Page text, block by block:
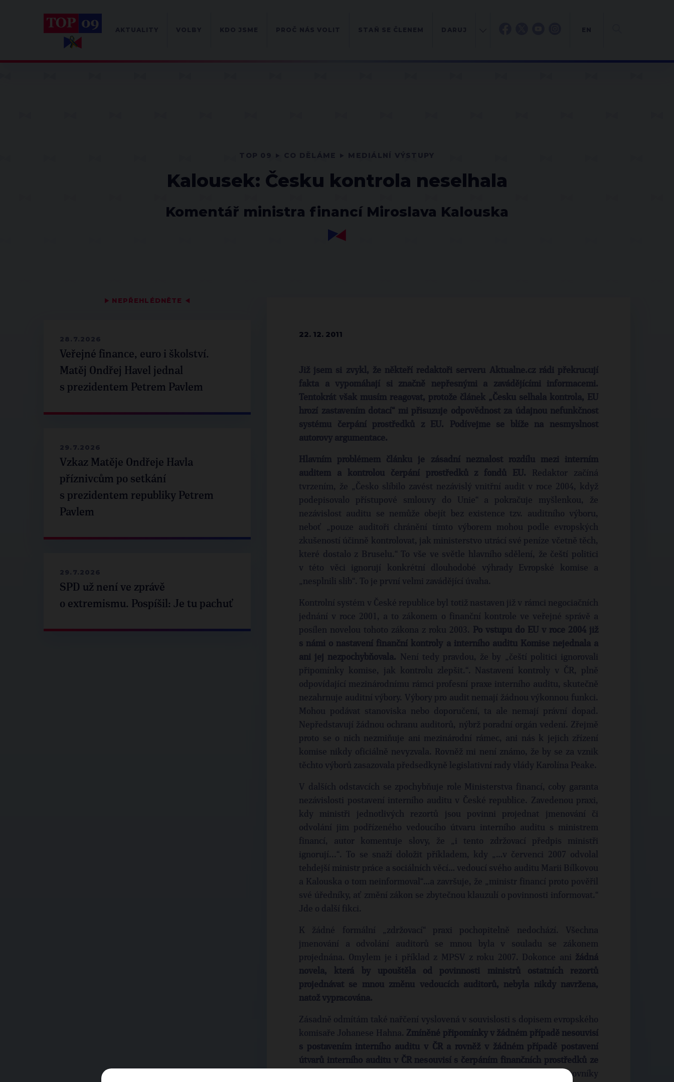
Kalousek: Česku kontrola neselhala
Komentář ministra financí Miroslava Kalouska
▶ NEPŘEHLÉDNĚTE ◀
28.7.2026
Veřejné finance, euro i školství.
Matěj Ondřej Havel jednal
s prezidentem Petrem Pavlem
29.7.2026
Vzkaz Matěje Ondřeje Havla
příznivcům po setkání
s prezidentem republiky Petrem
Pavlem
29.7.2026
SPD už není ve zprávě
o extremismu. Pospíšil: Je tu pachuť
22. 12. 2011
Již jsem si zvykl, že někteří redaktoři serveru Aktualne.cz rádi překrucují
fakta a vypomáhají si značně nepřesnými a zavádějícími informacemi.
Tentokrát však musím reagovat, protože článek „Česku selhala kontrola, EU
hrozí zastavením dotací“ mi přisuzuje odpovědnost za údajnou nefunkčnost
systému čerpání prostředků z EU. Podívejme se blíže na nesmyslnost
autorovy argumentace.
Hlavním problémem článku je zásadní neznalost rozdílu mezi interním
auditem a kontrolou čerpání prostředků z fondů EU. Redaktor začíná
tvrzením, že „Česko slíbilo zavést nezávislý vnitřní audit v roce 2004, když
podepisovalo přístupové smlouvy do Unie“ a pokračuje myšlenkou, že
nezávislost auditu se nemůže obejít bez existence tzv. auditního výboru,
neboť „pouze auditoři chránění tímto výborem mohou podle evropských
zkušeností účinně kontrolovat, jak ministerstvo utrácí své peníze včetně těch,
které dostalo z Bruselu.“ To vše ve světle hlavního sdělení, že čeští politici
v této věci ignorují konkrétní dlouhodobé výhrady Evropské komise a
„nesplnili slib“. To je první velmi zavádějící úvaha.
Kontrolní systém v České republice byl totiž nastaven již v rámci negociačních
jednání v roce 2001, a to zákonem o finanční kontrole ve veřejné správě a
posílen novelou tohoto zákona z roku 2003.
Po vstupu do EU v roce 2004 již
s námi o nastavení finanční kontroly a interního auditu Komise nejednala a
ani jej nezpochybňovala. Není tedy pravdou, že by „čeští politici ignorovali
připomínky komise, jak kontrolu zlepšit.“. Nastavení kontroly v ČR, plně
odpovídající mezinárodnímu rámci profesní praxe interního auditu, skutečně
nezahrnuje auditní výbory. Výbory pro audit nemají žádnou výkonnou funkci.
Mohou podávat stanoviska nebo doporučení, ta ale nemají právní dopad.
Nepředstavují žádnou ochranu auditorů, nýbrž poradní orgán vedení. Zřejmě
proto se o nich nezmiňuje ani mezinárodní rámec, ani nás k jejich zřízení
komise nikdy oficiálně nevyzvala. Rovněž mi není známo, že by se za vznik
těchto výborů zasazovala předsedkyně legislativní rady vlády Karolína Peake.
V dalších odstavcích se zpochybňuje role Ministerstva financí, coby garanta
nezávislosti postavení interního auditu v České republice. Zavedenou praxi,
kdy ministři jednotlivých rezortů jsou povinni projednat jmenování či
odvolání jim podřízeného vedoucího útvaru interního auditu s ministrem
financí, autor komentuje slovy, že „i tento zdržovací předpis ministři
ignorují...“. To se snaží doložit příkladem, kdy „…v červenci 2007 odvolal
tehdejší ministr práce a sociálních věcí… vedoucí svého auditu Marii Bílkovou
a Kalouska o tom neinformoval“…a završuje, že „ministr financí proto pověřil
své úředníky, ať změní zákon se zbytečnou klauzulí o povinnosti informovat.“
Jde o další fikci.
K žádné formální „zdržovací“ praxi pochopitelně nedochází. Všechna
jmenování a odvolání auditorů se mnou byla v souladu se zákonem
projednána. Omylem je i příklad z MPSV z roku 2007. Dokonce ani žádná
novela, která by upouštěla od povinnosti ministrů ostatních rezortů
projednávat se mnou změnu vedoucích auditorů, nebyla nikdy navržena,
natož vypracována.
Zásadně odmítám také nařčení vyslovená v souvislosti s dopisem evropského
komisaře Johanese Hahna. Zmíněné připomínky v žádném případě nesouvisí
s postavením interního auditu v ČR a rovněž v žádném případě postavení
útvarů interního auditu v ČR nesouvisí s čerpáním finančních prostředků ze
Na to byl autor před napsáním článku pracovníky